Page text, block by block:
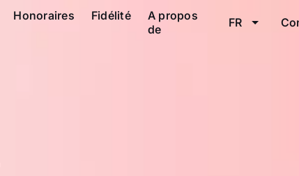
Honoraires Fidélité
A propos
de
FR